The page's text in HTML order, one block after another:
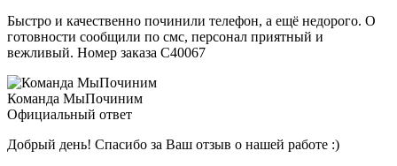
Быстро и качественно починили телефон, а ещё недорого. О
готовности сообщили по смс, персонал приятный и
вежливый. Номер заказа С40067
Команда МыПочиним
Официальный ответ
Добрый день! Спасибо за Ваш отзыв о нашей работе :)